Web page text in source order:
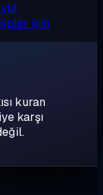
için
kuran
karşı